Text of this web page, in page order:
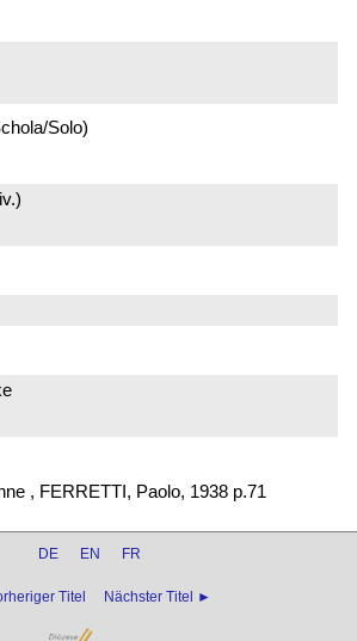
Solo)
, FERRETTI, Paolo, 1938 p.71
DE EN FR
Titel Nächster Titel ►